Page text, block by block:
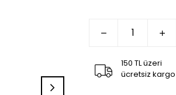
150 TL üzeri
ücretsiz kargo